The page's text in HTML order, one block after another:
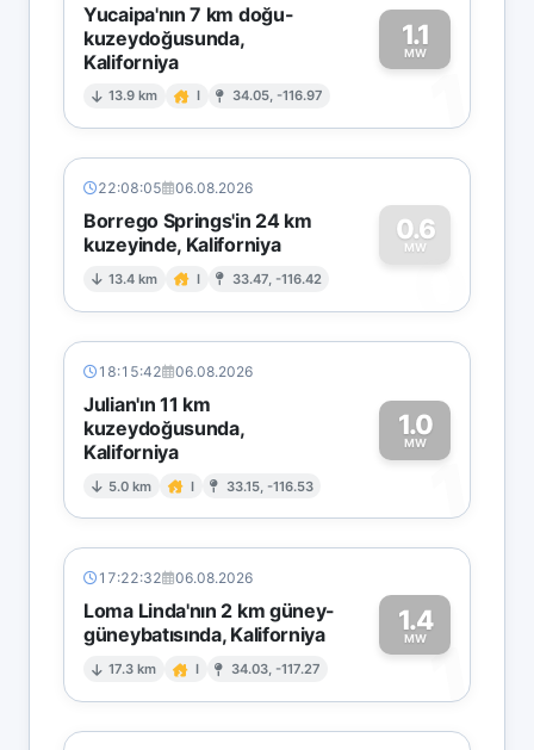
Yucaipa'nın 7 km doğu-
kuzeydoğusunda,
Kaliforniya
13.9 km I 34.05, -116.97
1.1
MW
1
22:08:05 06.08.2026
Borrego Springs'in 24 km
kuzeyinde, Kaliforniya
13.4 km I 33.47, -116.42
0.6
MW
0
18:15:42 06.08.2026
Julian'ın 11 km
kuzeydoğusunda,
Kaliforniya
5.0 km I 33.15, -116.53
1.0
MW
1
17:22:32 06.08.2026
Loma Linda'nın 2 km güney-
güneybatısında, Kaliforniya
17.3 km I 34.03, -117.27
1.4
MW1